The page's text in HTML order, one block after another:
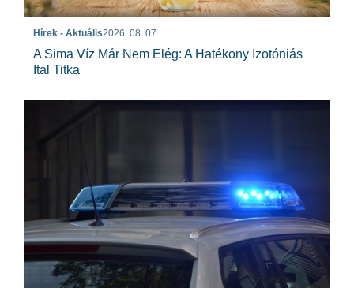
Hírek - Aktuális2026. 08. 07.
A Sima Víz Már Nem Elég: A Hatékony Izotóniás
Ital Titka